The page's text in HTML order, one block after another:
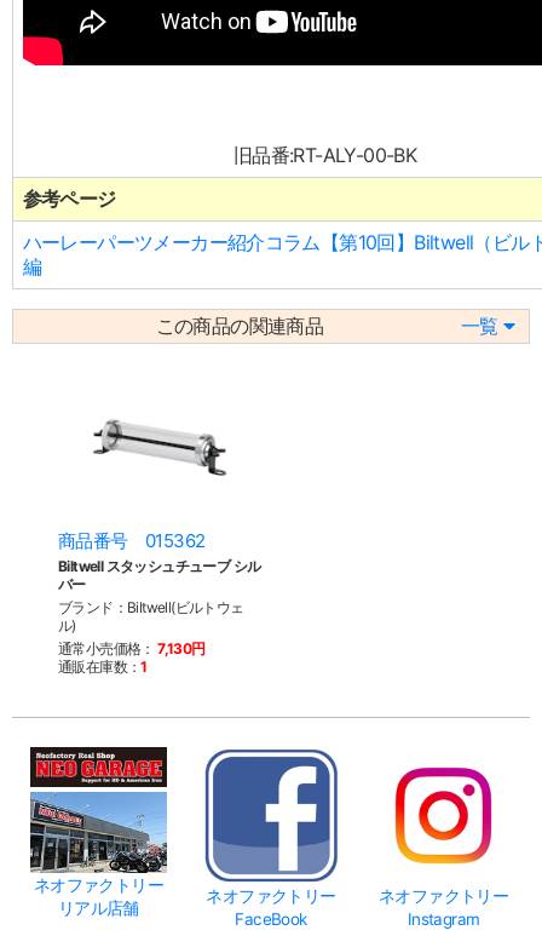
旧品番:RT-ALY-00-BK
参考ページ
ハーレーパーツメーカー紹介コラム【第10回】Biltwell（ビル
編
この商品の関連商品 一覧
商品番号 015362
Biltwell スタッシュチューブ シル
バー
ブランド：Biltwell(ビルトウェ
ル)
通常小売価格： 7,130円
通販在庫数：1
ネオファクトリー
リアル店舗
ネオファクトリー
FaceBook
ネオファクトリー
Instagram